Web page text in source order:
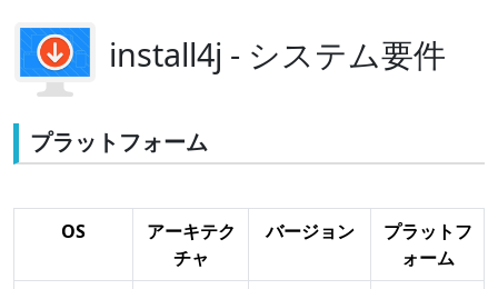
install4j - システム要件
プラットフォーム
OS
アーキテク
チャ
バージョン
プラットフ
ォーム